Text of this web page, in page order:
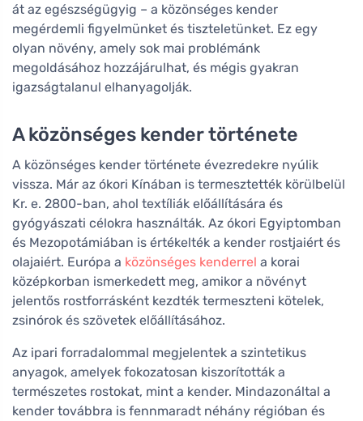
át az egészségügyig – a közönséges kender
megérdemli figyelmünket és tiszteletünket. Ez egy
olyan növény, amely sok mai problémánk
megoldásához hozzájárulhat, és mégis gyakran
igazságtalanul elhanyagolják.
A közönséges kender története
A közönséges kender története évezredekre nyúlik
vissza. Már az ókori Kínában is termesztették körülbelül
Kr. e. 2800-ban, ahol textíliák előállítására és
gyógyászati célokra használták. Az ókori Egyiptomban
és Mezopotámiában is értékelték a kender rostjaiért és
olajaiért. Európa a közönséges kenderrel a korai
középkorban ismerkedett meg, amikor a növényt
jelentős rostforrásként kezdték termeszteni kötelek,
zsinórok és szövetek előállításához.
Az ipari forradalommal megjelentek a szintetikus
anyagok, amelyek fokozatosan kiszorították a
természetes rostokat, mint a kender. Mindazonáltal a
kender továbbra is fennmaradt néhány régióban és